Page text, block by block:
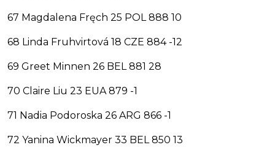
67 Magdalena Fręch 25 POL 888 10
68 Linda Fruhvirtová 18 CZE 884 -12
69 Greet Minnen 26 BEL 881 28
70 Claire Liu 23 EUA 879 -1
71 Nadia Podoroska 26 ARG 866 -1
72 Yanina Wickmayer 33 BEL 850 13